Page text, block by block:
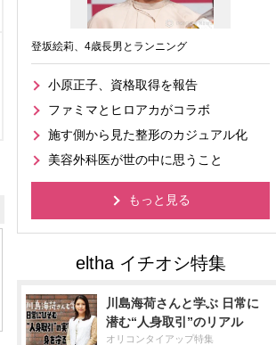
登坂絵莉、4歳長男とランニング
小原正子、資格取得を報告
ファミマとヒロアカがコラボ
施す側から見た整形のカジュアル化
美容外科医が世の中に思うこと
もっと見る
川島海荷さんと学ぶ 日常に
潜む“人身取引”のリアル
オリコンタイアップ特集